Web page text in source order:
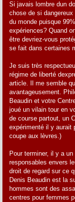
Si javais lombre
chose de si dangereux
du monde puisque
expériences? Quand
être devriez-vous
se fait dans certaines
Je suis très
régime de liberté
article. Il me semble
avantageusement.
Beaudin et votre
joué un vilain tour en
de course partout, un
expérimenté il y aurait
coupe aux lèvres.)
Pour terminer, il y a
responsables envers
droit de regard sur ce
Denis Beaudin est la
hommes sont des
centres pour femmes